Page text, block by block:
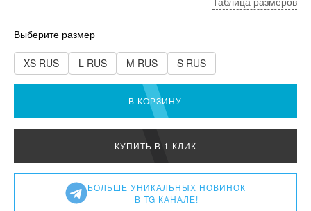
Выберите размер
XS RUS L RUS M RUS S RUS
В КОРЗИНУ
КУПИТЬ В 1 КЛИК
БОЛЬШЕ УНИКАЛЬНЫХ НОВИНОК
В TG КАНАЛЕ!